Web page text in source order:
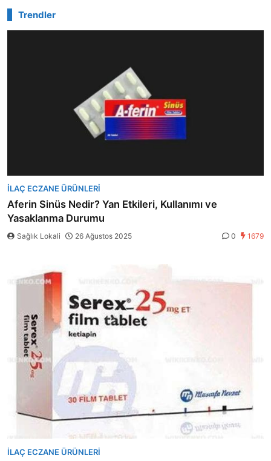
Trendler
İLAÇ ECZANE ÜRÜNLERI
Aferin Sinüs Nedir? Yan Etkileri, Kullanımı ve
Yasaklanma Durumu
Sağlık Lokali 26 Ağustos 2025 0 1679
İLAÇ ECZANE ÜRÜNLERI